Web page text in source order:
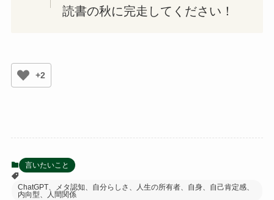
読書の秋に完走してください！
+2
言いたいこと
ChatGPT、メタ認知、自分らしさ、人生の所有者、自身、自己肯定感、
内向型、人間関係